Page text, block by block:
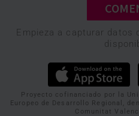
Empieza a capturar datos
Proyecto cofinanciado por la
Europeo de Desarrollo Regional,
Comunitat